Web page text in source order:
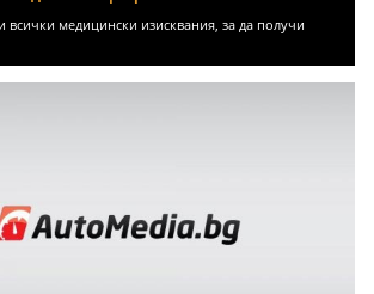
всички медицински изисквания, за да получи